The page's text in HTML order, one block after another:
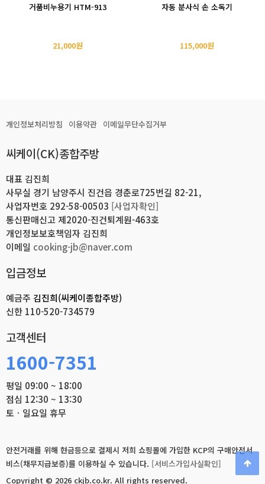
거품비누용기 HTM-913
21,000원
자동 분사식 손 소독기
115,000원
개인정보처리방침 이용약관 이메일무단수집거부
씨케이(CK)종합주방
대표 김진희
사무실 경기 남양주시 진건읍 경춘로725번길 82-21,
사업자번호 292-58-00503 [사업자확인]
통신판매신고 제2020-진건퇴계원-463호
개인정보보호책임자 김진희
이메일 cooking-jb@naver.com
입금정보
예금주 김진희(씨케이종합주방)
신한 110-520-734579
고객센터
1600-7351
평일 09:00 ~ 18:00
점심 12:30 ~ 13:30
토ㆍ일요일 휴무
안전거래를 위해 현금등으로 결제시 저희 쇼핑몰에 가입한 KCP의 구매안전서
비스(채무지급보증)를 이용하실 수 있습니다. [서비스가입사실확인]
Copyright © 2026 ckjb.co.kr. All rights reserved.